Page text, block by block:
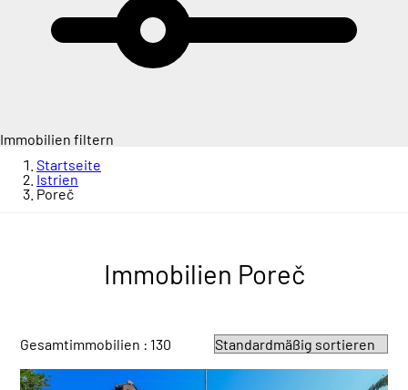
Immobilien filtern
Startseite
Istrien
Poreč
Immobilien Poreč
Gesamtimmobilien : 130